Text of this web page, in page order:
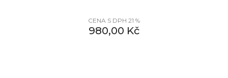
CENA S DPH 21 %
980,00 Kč